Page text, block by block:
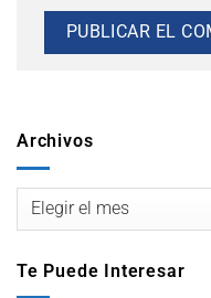
Archivos
Te Puede Interesar